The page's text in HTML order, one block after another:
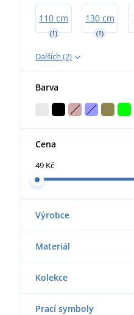
110 cm
(1)
130 cm
(1)
Dalších (2)
Barva
Cena
49 Kč
Výrobce
Materiál
Kolekce
Prací symboly